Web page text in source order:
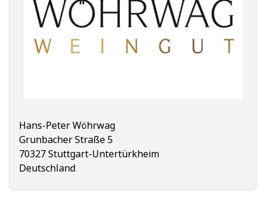
Hans-Peter Wöhrwag
Grunbacher Straße 5
70327 Stuttgart-Untertürkheim
Deutschland